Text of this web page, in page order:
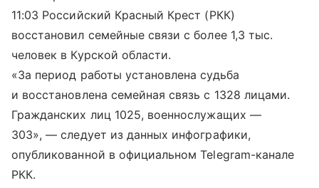
11:03 Российский Красный Крест (РКК)
восстановил семейные связи с более 1,3 тыс.
человек в Курской области.
«За период работы установлена судьба
и восстановлена семейная связь с 1328 лицами.
Гражданских лиц 1025, военнослужащих —
303», — следует из данных инфографики,
опубликованной в официальном Telegram-канале
РКК.